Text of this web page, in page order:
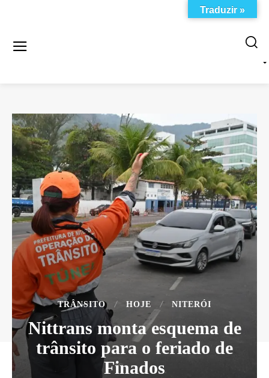
TRÂNSITO HOJE NITERÓI
Nittrans monta esquema de
trânsito para o feriado de
Finados
Traduzir »